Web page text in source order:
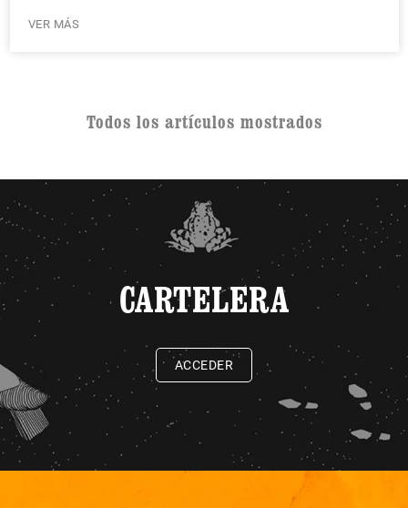
VER MÁS
Todos los artículos mostrados
CARTELERA
ACCEDER